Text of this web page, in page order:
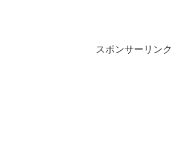
スポンサーリンク